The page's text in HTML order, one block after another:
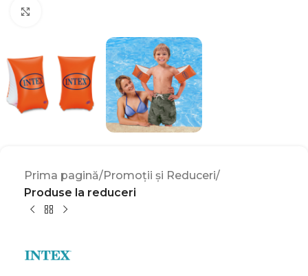
Prima pagină Promoții și Reduceri
Produse la reduceri